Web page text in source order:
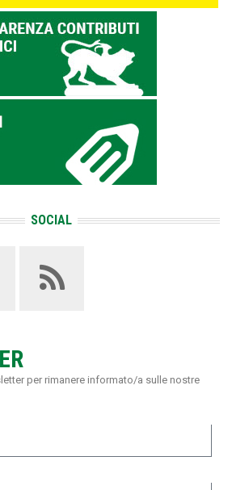
SOCIAL
per rimanere informato/a sulle nostre